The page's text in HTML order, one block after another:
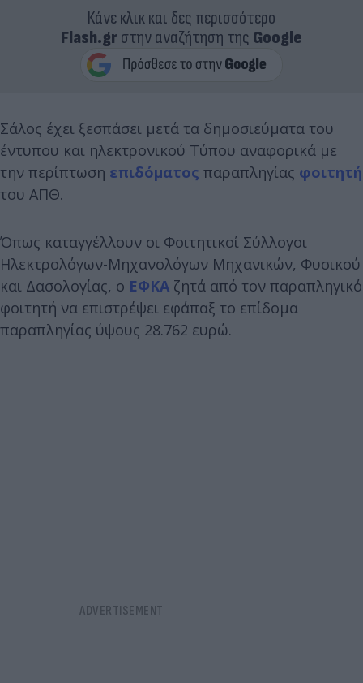
Κάνε κλικ και δες περισσότερο
Flash.grστην αναζήτηση της Google
Σάλος έχει ξεσπάσει μετά τα δημοσιεύματα του
έντυπου και ηλεκτρονικού Τύπου αναφορικά με
την περίπτωση επιδόματος παραπληγίας φοιτητή
του ΑΠΘ.
Όπως καταγγέλλουν οι Φοιτητικοί Σύλλογοι
Ηλεκτρολόγων-Μηχανολόγων Μηχανικών, Φυσικού
και Δασολογίας, ο ΕΦΚΑ ζητά από τον παραπληγικό
φοιτητή να επιστρέψει εφάπαξ το επίδομα
παραπληγίας ύψους 28.762 ευρώ.